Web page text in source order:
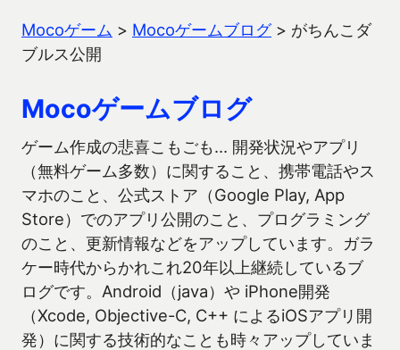
Mocoゲーム > Mocoゲームブログ> がちんこダ
ブルス公開
Mocoゲームブログ
ゲーム作成の悲喜こもごも… 開発状況やアプリ
（無料ゲーム多数）に関すること、携帯電話やス
マホのこと、公式ストア（Google Play, App
Store）でのアプリ公開のこと、プログラミング
のこと、更新情報などをアップしています。ガラ
ケー時代からかれこれ20年以上継続しているブ
ログです。Android（java）や iPhone開発
（Xcode, Objective-C, C++ によるiOSアプリ開
発）に関する技術的なことも時々アップしていま